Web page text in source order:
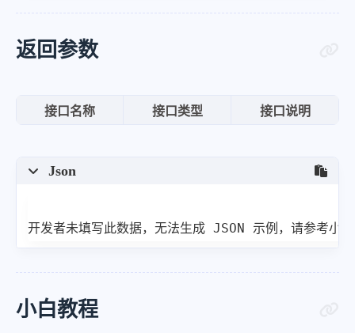
返回参数
接口名称 接口类型 接口说明
Json
开发者未填写此数据，无法生成 JSON 示例，请参考小
小白教程